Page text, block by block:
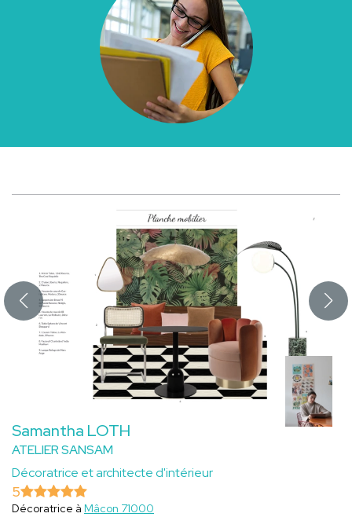
Samantha LOTH
ATELIER SANSAM
Décoratrice et architecte d'intérieur
5
Décoratrice à Mâcon 71000